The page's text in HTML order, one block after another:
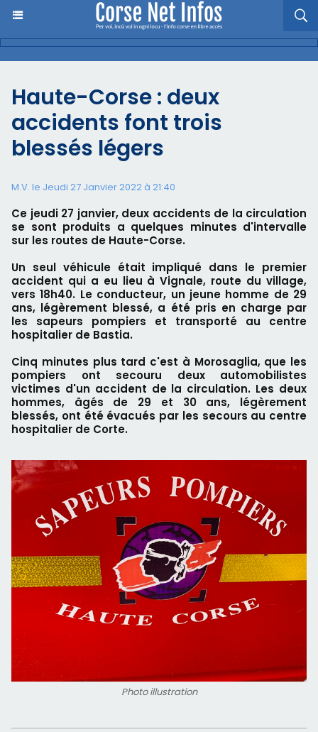
Haute-Corse : deux
accidents font trois
blessés légers
M.V. le Jeudi 27 Janvier 2022 à 21:40
Ce jeudi 27 janvier, deux accidents de la circulation
se sont produits a quelques minutes d'intervalle
sur les routes de Haute-Corse.
Un seul véhicule était impliqué dans le premier
accident qui a eu lieu à Vignale, route du village,
vers 18h40. Le conducteur, un jeune homme de 29
ans, légèrement blessé, a été pris en charge par
les sapeurs pompiers et transporté au centre
hospitalier de Bastia.
Cinq minutes plus tard c'est à Morosaglia, que les
pompiers ont secouru deux automobilistes
victimes d'un accident de la circulation. Les deux
hommes, âgés de 29 et 30 ans, légèrement
blessés, ont été évacués par les secours au centre
hospitalier de Corte.
Photo illustration